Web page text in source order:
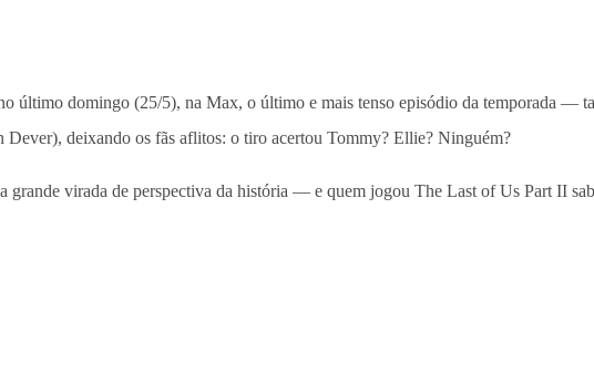
último domingo (25/5), na Max, o último e mais tenso episódio da temporada —
deixando os fãs aflitos: o tiro acertou Tommy? Ellie? Ninguém?
grande virada de perspectiva da história — e quem jogou The Last of Us Part II